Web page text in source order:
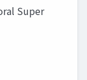
Super